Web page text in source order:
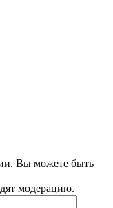
Вы можете быть
модерацию.